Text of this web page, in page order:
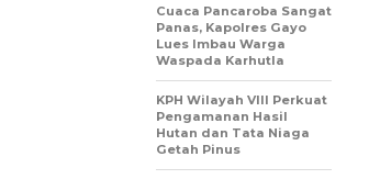
Cuaca Pancaroba Sangat
Panas, Kapolres Gayo
Lues Imbau Warga
Waspada Karhutla
KPH Wilayah VIII Perkuat
Pengamanan Hasil
Hutan dan Tata Niaga
Getah Pinus